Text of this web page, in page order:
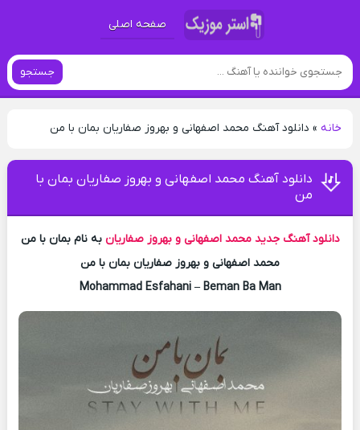
صفحه اصلی
جستجو
خانه» دانلود آهنگ محمد اصفهانی و بهروز صفاریان بمان با من
دانلود آهنگ محمد اصفهانی و بهروز صفاریان بمان با
من
دانلود آهنگ جدید محمد اصفهانی و بهروز صفاریان به نام بمان با من
محمد اصفهانی و بهروز صفاریان بمان با من
Mohammad Esfahani – Beman Ba Man